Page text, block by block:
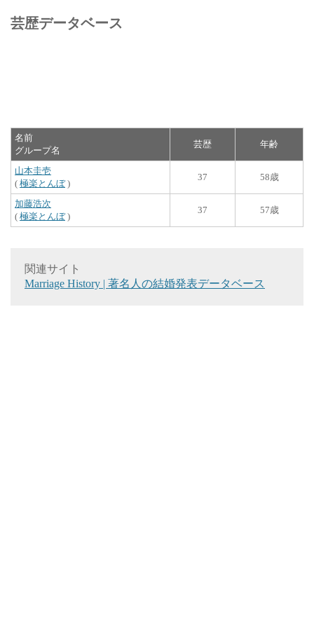
芸歴データベース
名前
グループ名
芸歴 年齢
山本圭壱
( 極楽とんぼ)
37 58歳
加藤浩次
( 極楽とんぼ)
37 57歳
関連サイト
Marriage History | 著名人の結婚発表データベース